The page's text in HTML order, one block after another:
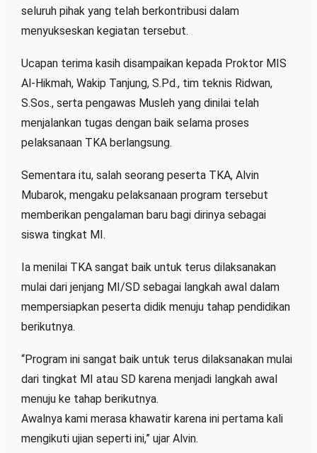
seluruh pihak yang telah berkontribusi dalam
menyukseskan kegiatan tersebut.
Ucapan terima kasih disampaikan kepada Proktor MIS
Al-Hikmah, Wakip Tanjung, S.Pd., tim teknis Ridwan,
S.Sos., serta pengawas Musleh yang dinilai telah
menjalankan tugas dengan baik selama proses
pelaksanaan TKA berlangsung.
Sementara itu, salah seorang peserta TKA, Alvin
Mubarok, mengaku pelaksanaan program tersebut
memberikan pengalaman baru bagi dirinya sebagai
siswa tingkat MI.
Ia menilai TKA sangat baik untuk terus dilaksanakan
mulai dari jenjang MI/SD sebagai langkah awal dalam
mempersiapkan peserta didik menuju tahap pendidikan
berikutnya.
“Program ini sangat baik untuk terus dilaksanakan mulai
dari tingkat MI atau SD karena menjadi langkah awal
menuju ke tahap berikutnya.
Awalnya kami merasa khawatir karena ini pertama kali
mengikuti ujian seperti ini,” ujar Alvin.